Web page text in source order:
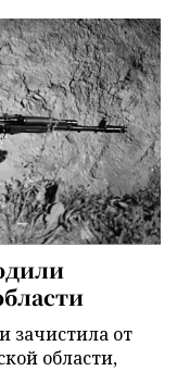
зачистила от
области,